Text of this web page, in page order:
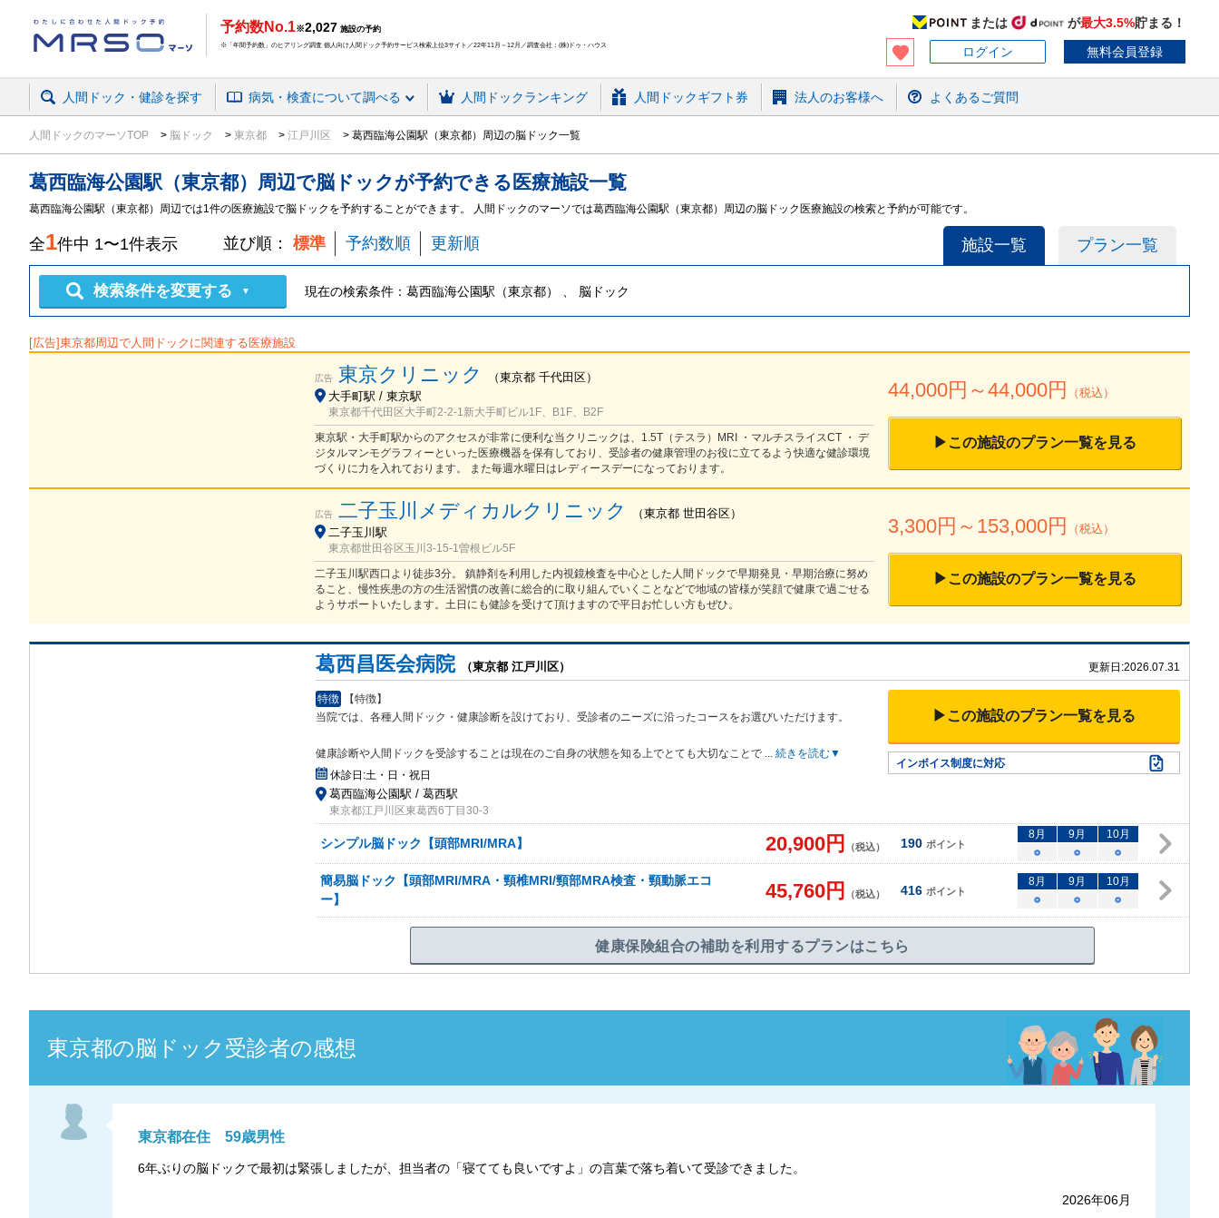
予約数No.1※2,027 施設の予約
※「年間予約数」のヒアリング調査 個人向け人間ドック予約サービス検索上位3サイト／22年11月～12月／調査会社：(株)ドゥ・ハウス
または が最大3.5%貯まる！
ログイン
無料会員登録
人間ドック・健診を探す 病気・検査について調べる 人間ドックランキング 人間ドックギフト券 法人のお客様へ よくあるご質問
人間ドックのマーソTOP 脳ドック 東京都 江戸川区 葛西臨海公園駅（東京都）周辺の脳ドック一覧
葛西臨海公園駅（東京都）周辺で脳ドックが予約できる 医療施設一覧
葛西臨海公園駅（東京都）周辺では1件の医療施設で脳ドックを予約することができます。 人間ドックのマーソでは葛西臨海公園駅（東京都）周辺の脳ドック医療施設の検索と予約が可能です。
施設一覧 プラン一覧
全1件中 1〜1件表示 並び順： 標準 予約数順 更新順
検索条件を変更する ▼ 現在の検索条件： 葛西臨海公園駅（東京都） 、 脳ドック
[広告]東京都周辺で人間ドックに関連する医療施設
広告 東京クリニック （東京都 千代田区）
大手町駅 / 東京駅
東京都千代田区大手町2-2-1新大手町ビル1F、B1F、B2F
東京駅・大手町駅からのアクセスが非常に便利な当クリニックは、1.5T（テスラ）MRI ・マルチスライスCT ・ デ
ジタルマンモグラフィーといった医療機器を保有しており、受診者の健康管理のお役に立てるよう快適な健診環境
づくりに力を入れております。 また毎週水曜日はレディースデーになっております。
44,000円～44,000円 （税込）
▶この施設のプラン一覧を見る
広告 二子玉川メディカルクリニック （東京都 世田谷区）
二子玉川駅
東京都世田谷区玉川3-15-1曽根ビル5F
二子玉川駅西口より徒歩3分。 鎮静剤を利用した内視鏡検査を中心とした人間ドックで早期発見・早期治療に努め
ること、慢性疾患の方の生活習慣の改善に総合的に取り組んでいくことなどで地域の皆様が笑顔で健康で過ごせる
ようサポートいたします。土日にも健診を受けて頂けますので平日お忙しい方もぜひ。
3,300円～ 153,000円 （税込）
▶この施設のプラン一覧を見る
葛西昌医会病院 （東京都 江戸川区） 更新日:2026.07.31
特徴
【特徴】
当院では、各種人間ドック・健康診断を設けており、受診者のニーズに沿ったコースをお選びいただけます。
健康診断や人間ドックを受診することは現在のご自身の状態を知る上でとても大切なことで ... 続きを読む▼
休診日:土・日・祝日
葛西臨海公園駅 / 葛西駅
東京都江戸川区東葛西6丁目30-3
▶この施設のプラン一覧を見る
インボイス制度に対応
シンプル脳ドック【頭部MRI/MRA】 20,900円 （税込） 190 ポイント
8月 9月 10月
○
○ ○
簡易脳ドック【頭部MRI/MRA・頸椎MRI/頸部MRA検査・頸動脈エコ
ー】
45,760円 （税込） 416 ポイント
8月 9月 10月
○
○ ○
健康保険組合の補助を利用するプランはこちら
東京都の脳ドック 受診者の感想
東京都在住 59歳男性
6年ぶりの脳ドックで最初は緊張しましたが、担当者の「寝てても良いですよ」の言葉で落ち着いて受診できました。
2026年06月